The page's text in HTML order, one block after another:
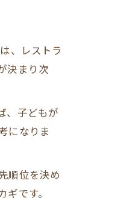
、レストラ
決まり次
、子どもが
になりま
順位を決め
です。